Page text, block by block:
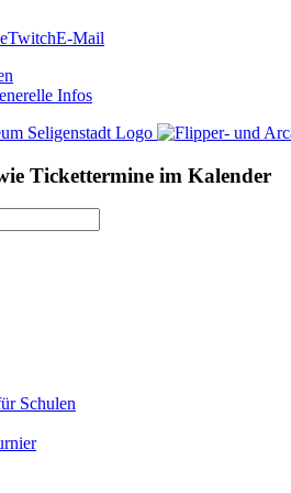
TwitchE-Mail
Infos
Tickettermine im Kalender
Schulen